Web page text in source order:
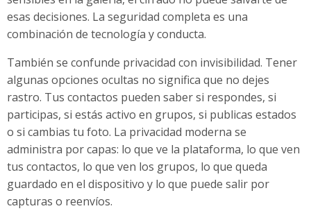
esas decisiones. La seguridad completa es una
combinación de tecnología y conducta.
También se confunde privacidad con invisibilidad. Tener
algunas opciones ocultas no significa que no dejes
rastro. Tus contactos pueden saber si respondes, si
participas, si estás activo en grupos, si publicas estados
o si cambias tu foto. La privacidad moderna se
administra por capas: lo que ve la plataforma, lo que ven
tus contactos, lo que ven los grupos, lo que queda
guardado en el dispositivo y lo que puede salir por
capturas o reenvíos.